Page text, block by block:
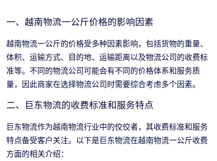
一、越南物流一公斤价格的影响因素
越南物流一公斤的价格受多种因素影响，包括货物的重量、
体积、运输方式、目的地、运输距离以及物流公司的收费标
准等。不同的物流公司可能会有不同的价格体系和服务质
量，因此商家在选择物流公司时需要综合考虑多个因素。
二、巨东物流的收费标准和服务特点
巨东物流作为越南物流行业中的佼佼者，其收费标准和服务
特点备受客户关注。以下是巨东物流在越南物流一公斤收费
方面的相关介绍：